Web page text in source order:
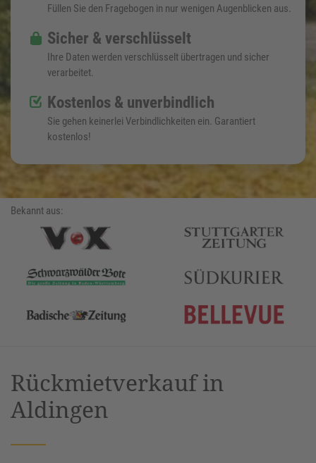
Füllen Sie den Fragebogen in nur wenigen Augenblicken aus.
Sicher & verschlüsselt
Ihre Daten werden verschlüsselt übertragen und sicher
verarbeitet.
Kostenlos & unverbindlich
Sie gehen keinerlei Verbindlichkeiten ein. Garantiert
kostenlos!
Bekannt aus:
Rückmietverkauf in
Aldingen